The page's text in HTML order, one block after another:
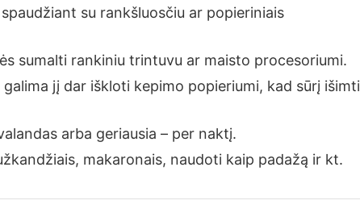
su rankšluosčiu ar popieriniais
sumalti rankiniu trintuvu ar maisto procesoriumi.
jį dar iškloti kepimo popieriumi, kad sūrį išimti
arba geriausia – per naktį.
makaronais, naudoti kaip padažą ir kt.